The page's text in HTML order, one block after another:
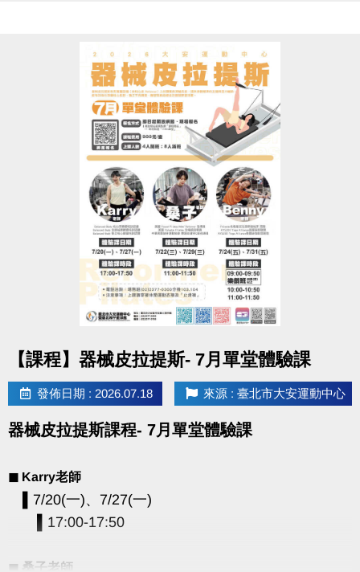
因活動包場 暫停租借
以上場地公益、季租、課程時段暫停
造成不便 敬請見諒
【課程】器械皮拉提斯- 7月單堂體驗課
發佈日期 : 2026.07.18 來源 : 臺北市大安運動中心
器械皮拉提斯課程- 7月單堂體驗課
◼︎ Karry老師
▌7/20(一)、7/27(一)
▌17:00-17:50
◼︎ 桑子老師